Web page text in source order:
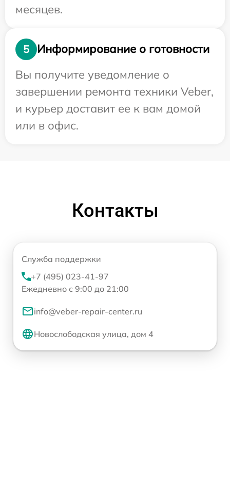
месяцев.
5
Информирование о готовности
Вы получите уведомление о
завершении ремонта техники Veber,
и курьер доставит ее к вам домой
или в офис.
Контакты
Служба поддержки
+7 (495) 023-41-97
Ежедневно с 9:00 до 21:00
info@veber-repair-center.ru
Новослободская улица, дом 4